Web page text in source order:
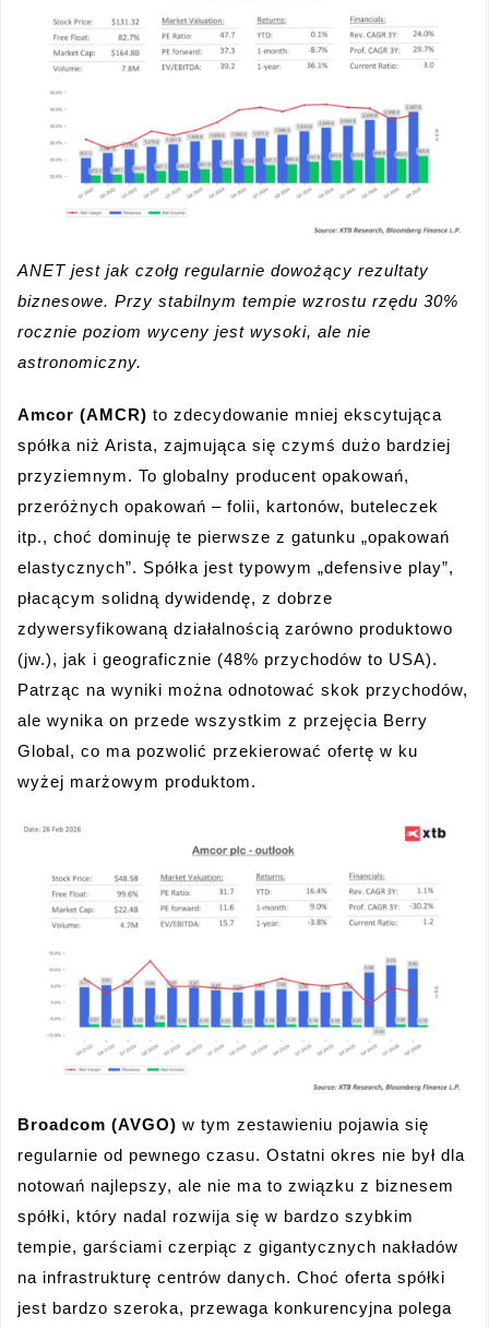
ANET jest jak czołg regularnie dowożący rezultaty
biznesowe. Przy stabilnym tempie wzrostu rzędu 30%
rocznie poziom wyceny jest wysoki, ale nie
astronomiczny.
Amcor (AMCR) to zdecydowanie mniej ekscytująca
spółka niż Arista, zajmująca się czymś dużo bardziej
przyziemnym. To globalny producent opakowań,
przeróżnych opakowań – folii, kartonów, buteleczek
itp., choć dominuję te pierwsze z gatunku „opakowań
elastycznych”. Spółka jest typowym „defensive play”,
płacącym solidną dywidendę, z dobrze
zdywersyfikowaną działalnością zarówno produktowo
(jw.), jak i geograficznie (48% przychodów to USA).
Patrząc na wyniki można odnotować skok przychodów,
ale wynika on przede wszystkim z przejęcia Berry
Global, co ma pozwolić przekierować ofertę w ku
wyżej marżowym produktom.
Broadcom (AVGO) w tym zestawieniu pojawia się
regularnie od pewnego czasu. Ostatni okres nie był dla
notowań najlepszy, ale nie ma to związku z biznesem
spółki, który nadal rozwija się w bardzo szybkim
tempie, garściami czerpiąc z gigantycznych nakładów
na infrastrukturę centrów danych. Choć oferta spółki
jest bardzo szeroka, przewaga konkurencyjna polega